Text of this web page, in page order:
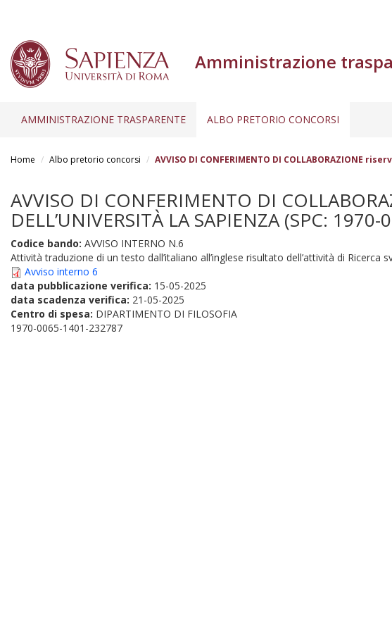
Amministrazione
AMMINISTRAZIONE TRASPARENTE ALBO PRETORIO CONCORSI
Home Albo pretorio concorsi AVVISO DI CONFERIMENTO DI COLLABORAZIONE
AVVISO DI CONFERIMENTO DI
DELL’UNIVERSITÀ LA SAPIENZA (SPC:
Codice bando: AVVISO INTERNO N.6
Attività traduzione di un testo dall’italiano all’inglese risultato dell’attività di Ricerca
Avviso interno 6
data pubblicazione verifica: 15-05-2025
data scadenza verifica: 21-05-2025
Centro di spesa: DIPARTIMENTO DI FILOSOFIA
1970-0065-1401-232787